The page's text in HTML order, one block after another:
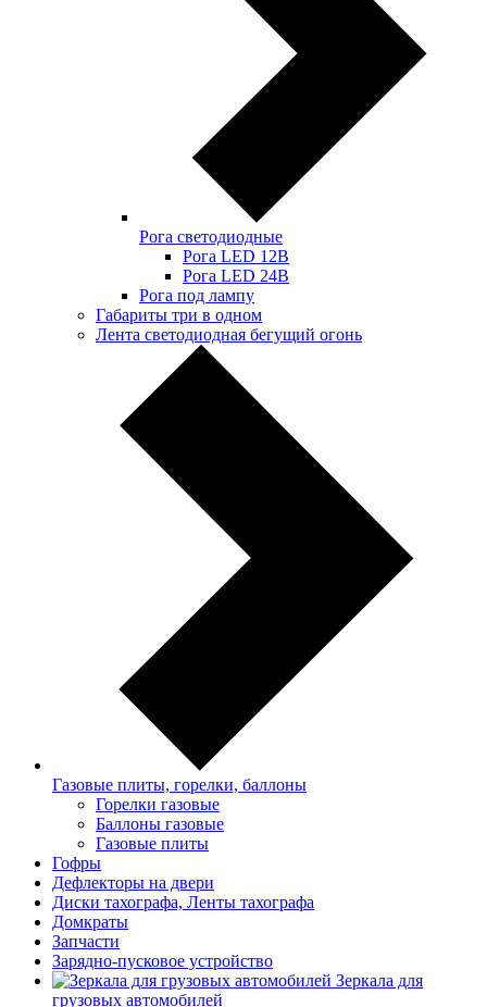
Рога светодиодные
Рога LED 12В
Рога LED 24В
Рога под лампу
Габариты три в одном
Лента светодиодная бегущий огонь
Газовые плиты, горелки, баллоны
Горелки газовые
Баллоны газовые
Газовые плиты
Гофры
Дефлекторы на двери
Диски тахографа, Ленты тахографа
Домкраты
Запчасти
Зарядно-пусковое устройство
Зеркала для
грузовых автомобилей